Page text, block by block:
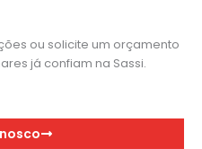
ou solicite um orçamento
já confiam na Sassi.